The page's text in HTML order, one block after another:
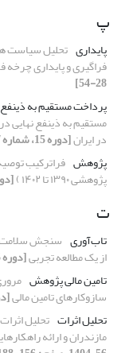
پ
پایداری تحلیل سیاست
فراگیری و پایداری
28-54]
پرداخت مستقیم به ذینفع
مستقیم به ذینفع نهایی
در ایران[دوره 15، شماره 57، 1404، صفحه 2-20]
پژوهش فراترکیب
پژوهشی ۱۳۹۰ تا ۱۴۰۲ ) [دوره 15،
ت
تاب‌آوری سنجش سلامت
از یک مطالعه تجربی[دوره 15، شماره 55، 1404، صفحه 110-146]
تامین مالی پژوهش
سازوکارهای تامین مالی[دوره 15،
تحلیل اثرات
مازندران و ارائه